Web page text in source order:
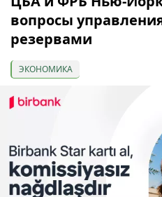
вопросы
резервами
ЭКОНОМИКА